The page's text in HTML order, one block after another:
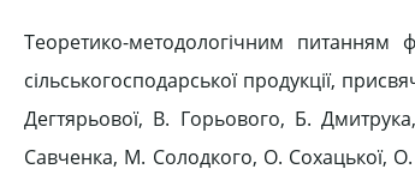
Теоретико-методологічним питанням
сільськогосподарської продукції,
Дегтярьової, В. Горьового, Б.
Савченка, М. Солодкого, О. Сохацької,